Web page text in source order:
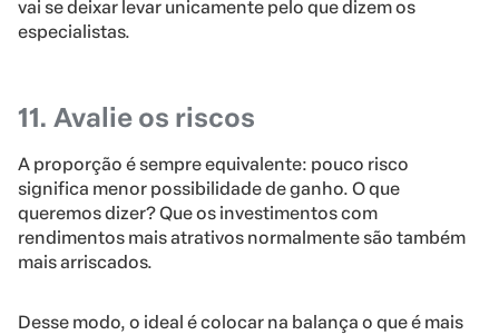
vai se deixar levar unicamente pelo que dizem os
especialistas.
11. Avalie os riscos
A proporção é sempre equivalente: pouco risco
significa menor possibilidade de ganho. O que
queremos dizer? Que os investimentos com
rendimentos mais atrativos normalmente são também
mais arriscados.
Desse modo, o ideal é colocar na balança o que é mais